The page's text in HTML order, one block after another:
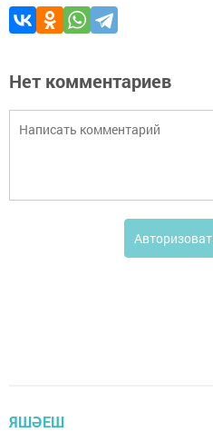
Нет комментариев
ЯШӘЕШ